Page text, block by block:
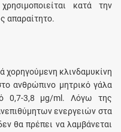
κατά την
απαραίτητο.
χορηγούμενη κλινδαμυκίνη
ανθρώπινο μητρικό γάλα
0,7-3,8 μg/ml. Λόγω της
ενεργειών στα
θα πρέπει να λαμβάνεται